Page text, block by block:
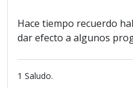
Hace tiempo recuerdo
dar efecto a algunos
1 Saludo.